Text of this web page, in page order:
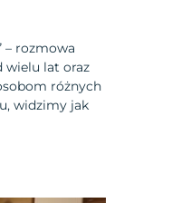
– rozmowa
wielu lat oraz
różnych
widzimy jak